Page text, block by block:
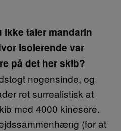
ikke taler mandarin
isolerende var
på det her skib?
nogensinde, og
ret surrealistisk at
med 4000 kinesere.
(for at